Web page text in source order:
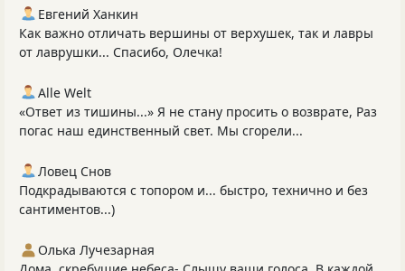
Евгений Ханкин
Как важно отличать вершины от верхушек, так и лавры
от лаврушки... Спасибо, Олечка!
Alle Welt
«Ответ из тишины...» Я не стану просить о возврате, Раз
погас наш единственный свет. Мы сгорели...
Ловец Снов
Подкрадываются с топором и... быстро, технично и без
сантиментов...)
Олька Лучезарная